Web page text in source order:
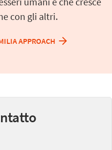
con gli altri.
APPROACH